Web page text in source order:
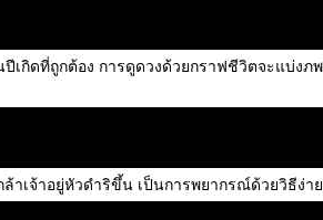
กิดที่ถูกต้อง การดูดวงด้วยกราฟชีวิตจะแบ่ง
าเจ้าอยู่หัวดำริขึ้น เป็นการพยากรณ์ด้วยวิธีง่